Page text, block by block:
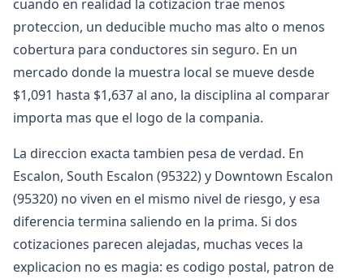
cuando en realidad la cotizacion trae menos
proteccion, un deducible mucho mas alto o menos
cobertura para conductores sin seguro. En un
mercado donde la muestra local se mueve desde
$1,091 hasta $1,637 al ano, la disciplina al comparar
importa mas que el logo de la compania.
La direccion exacta tambien pesa de verdad. En
Escalon, South Escalon (95322) y Downtown Escalon
(95320) no viven en el mismo nivel de riesgo, y esa
diferencia termina saliendo en la prima. Si dos
cotizaciones parecen alejadas, muchas veces la
explicacion no es magia: es codigo postal, patron de